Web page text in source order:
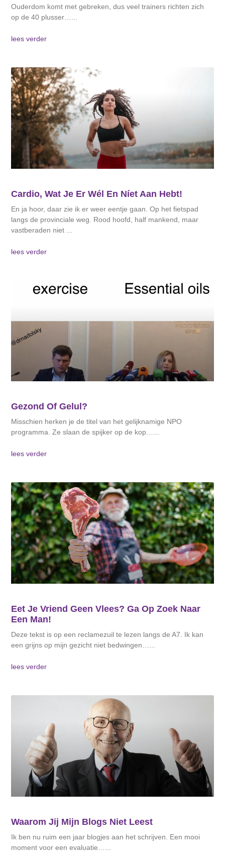
Ouderdom komt met gebreken, dus veel trainers richten zich
op de 40 plusser…
lees verder
Cardio, Wat Je Er Wél En Níet Aan Hebt!
En ja hoor, daar zie ik er weer eentje gaan. Op het fietspad
langs de provinciale weg. Rood hoofd, half mankend, maar
vastberaden niet
lees verder
Gezond Of Gelul?
Misschien herken je de titel van het gelijknamige NPO
programma. Ze slaan de spijker op de kop…
lees verder
Eet Je Vriend Geen Vlees? Ga Op Zoek Naar
Een Man!
Deze tekst is op een reclamezuil te lezen langs de A7. Ik kan
een grijns op mijn gezicht niet bedwingen…
lees verder
Waarom Jij Mijn Blogs Niet Leest
Ik ben nu ruim een jaar blogjes aan het schrijven. Een mooi
moment voor een evaluatie…